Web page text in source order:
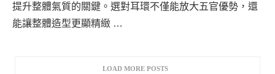
提升整體氣質的關鍵。選對耳環不僅能放大五官優勢，還
能讓整體造型更顯精緻 …
LOAD MORE POSTS